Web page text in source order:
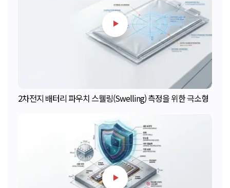
2차전지 배터리 파우치 스웰링(Swelling) 측정을 위한 극소형